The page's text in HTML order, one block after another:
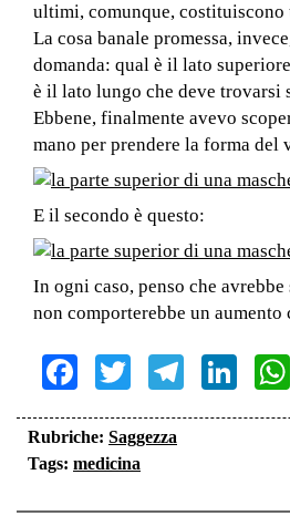
ultimi, comunque,
La cosa banale promessa,
domanda: qual è il lato
è il lato lungo che deve trovarsi
Ebbene, finalmente avevo
mano per prendere la forma del
E il secondo è questo:
In ogni caso, penso che
non comporterebbe un
Facebook
Twitter
Rubriche: Saggezza
Tags: medicina